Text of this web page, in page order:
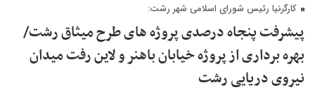
کارگرنیا رئیس شورای اسلامی شهر رشت:
پیشرفت پنجاه درصدی پروژه های طرح میثاق رشت/
بهره برداری از پروژه خیابان باهنر و لاین رفت میدان
نیروی دریایی رشت